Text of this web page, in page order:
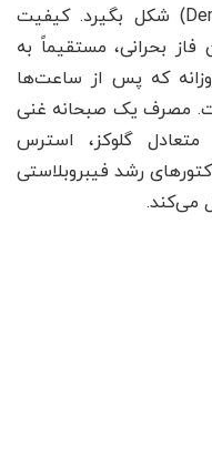
اطراف پاپیلای درمال (Dermal Papilla) شکل بگیرد. کیفیت
بحرانی، مستقیماً به
که پس از ساعت‌ها
مصرف یک صبحانه غنی
متعادل گلوکز، استرس
رشد فیبروبلاستی
می‌کند.